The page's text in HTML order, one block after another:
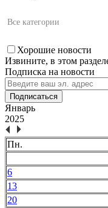
Все категории
Хорошие новости
Извините, в этом
Подписка на новости
Подписаться
Январь
2025
Пн.
6
13
20